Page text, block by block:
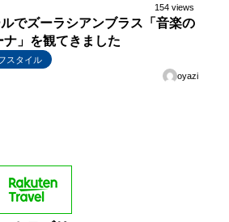
154 views
でズーラシアンブラス「音楽の
」を観てきました
スタイル
oyazi